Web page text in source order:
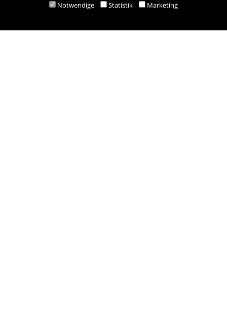
M:bestellung@besold.at
Notwendige Statistik Marketing